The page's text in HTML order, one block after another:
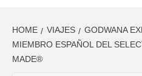
HOME VIAJES
GODWANA
MIEMBRO ESPAÑOL DEL
MADE®